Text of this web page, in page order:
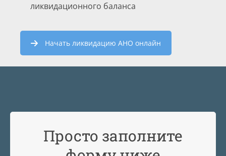
ликвидационного баланса
Начать ликвидацию АНО онлайн
Просто заполните